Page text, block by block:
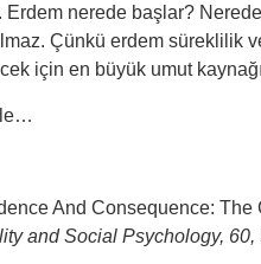
Erdem nerede başlar?
Çünkü erdem süreklilik
için en büyük umut
And Consequence:
and Social Psychology, 60,